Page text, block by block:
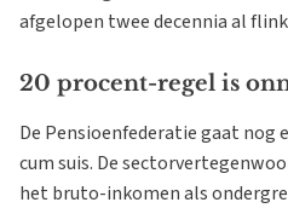
afgelopen twee decennia al
20 procent-regel is
De Pensioenfederatie gaat nog
cum suis. De
het bruto-inkomen als